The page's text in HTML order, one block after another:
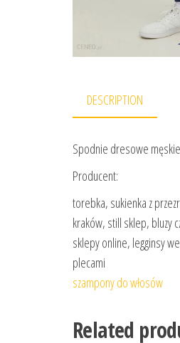
DESCRIPTION
Spodnie dresowe
Producent:
torebka, sukienka z
kraków, still sklep, bluzy
sklepy online, legginsy
plecami
szampony do włosów
Related